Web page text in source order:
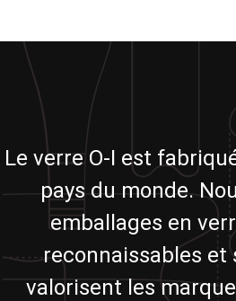
Le verre O-I est
pays du monde.
emballages en
reconnaissables et
valorisent les